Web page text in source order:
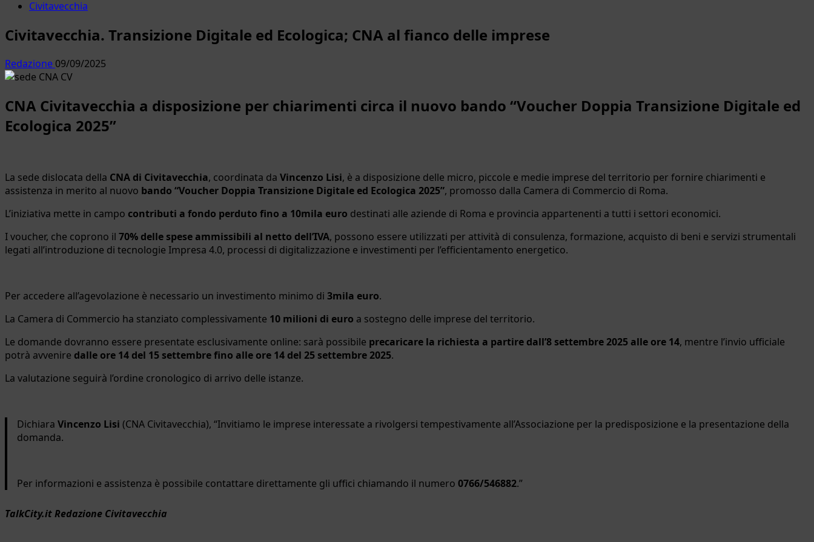
Civitavecchia
Civitavecchia. Transizione Digitale ed Ecologica; CNA al fianco delle imprese
Redazione 09/09/2025
CNA Civitavecchia a disposizione per chiarimenti circa il nuovo bando “Voucher Doppia Transizione Digitale ed
Ecologica 2025”
La sede dislocata della CNA di Civitavecchia, coordinata da Vincenzo Lisi, è a disposizione delle micro, piccole e medie imprese del territorio per fornire chiarimenti e
assistenza in merito al nuovo bando “Voucher Doppia Transizione Digitale ed Ecologica 2025”, promosso dalla Camera di Commercio di Roma.
L’iniziativa mette in campo contributi a fondo perduto fino a 10mila euro destinati alle aziende di Roma e provincia appartenenti a tutti i settori economici.
I voucher, che coprono il 70% delle spese ammissibili al netto dell’IVA, possono essere utilizzati per attività di consulenza, formazione, acquisto di beni e servizi strumentali
legati all’introduzione di tecnologie Impresa 4.0, processi di digitalizzazione e investimenti per l’efficientamento energetico.
Per accedere all’agevolazione è necessario un investimento minimo di 3mila euro.
La Camera di Commercio ha stanziato complessivamente 10 milioni di euro a sostegno delle imprese del territorio.
Le domande dovranno essere presentate esclusivamente online: sarà possibile precaricare la richiesta a partire dall’8 settembre 2025 alle ore 14, mentre l’invio ufficiale
potrà avvenire dalle ore 14 del 15 settembre fino alle ore 14 del 25 settembre 2025.
La valutazione seguirà l’ordine cronologico di arrivo delle istanze.
Dichiara Vincenzo Lisi (CNA Civitavecchia), “Invitiamo le imprese interessate a rivolgersi tempestivamente all’Associazione per la predisposizione e la presentazione della
domanda.
Per informazioni e assistenza è possibile contattare direttamente gli uffici chiamando il numero 0766/546882.”
TalkCity.it Redazione Civitavecchia